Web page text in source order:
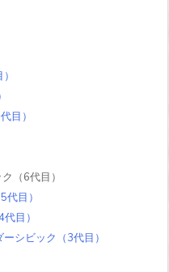
目）
（6代目）
目）
目）
シビック（3代目）